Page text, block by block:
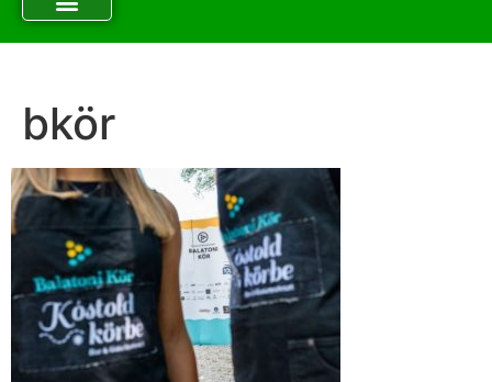
bkör